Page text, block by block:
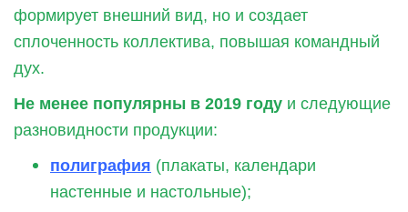
формирует внешний вид, но и создает
сплоченность коллектива, повышая командный
дух.
Не менее популярны в 2019 году и следующие
разновидности продукции:
полиграфия (плакаты, календари
настенные и настольные);